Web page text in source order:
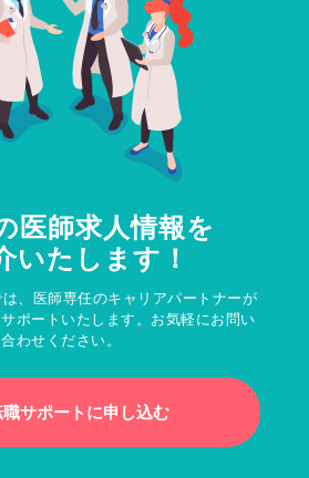
医師求人情報を
いたします！
、医師専任のキャリアパートナーが
ポートいたします。お気軽にお問い
合わせください。
サポートに申し込む